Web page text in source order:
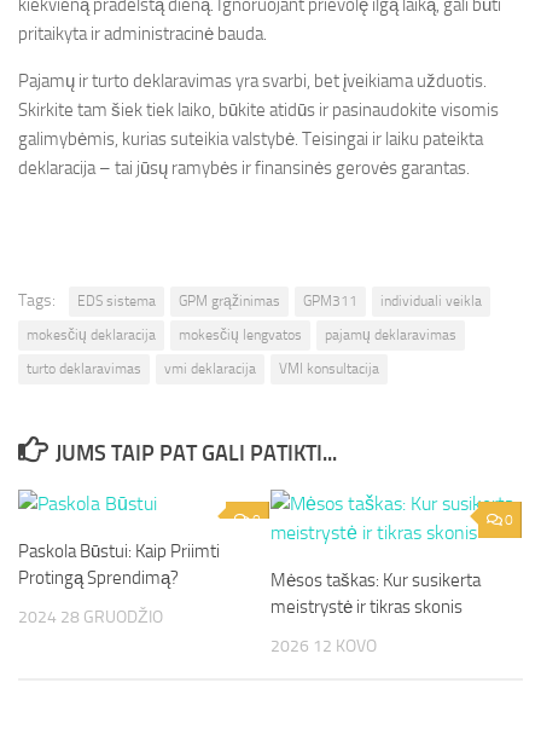
kiekvieną pradelstą dieną. Ignoruojant prievolę ilgą laiką, gali būti
pritaikyta ir administracinė bauda.
Pajamų ir turto deklaravimas yra svarbi, bet įveikiama užduotis.
Skirkite tam šiek tiek laiko, būkite atidūs ir pasinaudokite visomis
galimybėmis, kurias suteikia valstybė. Teisingai ir laiku pateikta
deklaracija – tai jūsų ramybės ir finansinės gerovės garantas.
Tags: EDS sistema GPM grąžinimas GPM311
individuali veikla
mokesčių deklaracija
mokesčių lengvatos
pajamų deklaravimas
turto deklaravimas
vmi deklaracija VMI konsultacija
JUMS TAIP PAT GALI PATIKTI...
0
Paskola Būstui: Kaip Priimti
Protingą Sprendimą?
2024 28 GRUODŽIO
0
Mėsos taškas: Kur susikerta
meistrystė ir tikras skonis
2026 12 KOVO